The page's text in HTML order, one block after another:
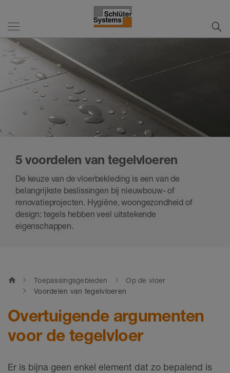
5 voordelen van tegelvloeren
De keuze van de vloerbekleding is een van de
belangrijkste beslissingen bij nieuwbouw- of
renovatieprojecten. Hygiëne, woongezondheid of
design: tegels hebben veel uitstekende
eigenschappen.
home Toepassingsgebieden
Op de vloer
Voordelen van tegelvloeren
Overtuigende argumenten
voor de tegelvloer
Er is bijna geen enkel element dat zo bepalend is